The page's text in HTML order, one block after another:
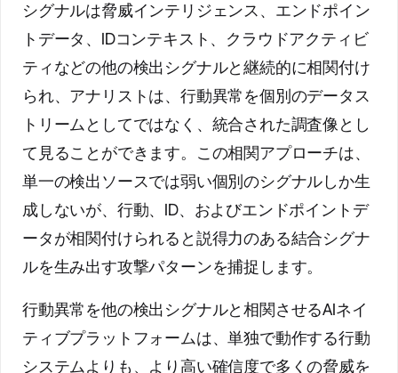
シグナルは脅威インテリジェンス、エンドポイン
トデータ、IDコンテキスト、クラウドアクティビ
ティなどの他の検出シグナルと継続的に相関付け
られ、アナリストは、行動異常を個別のデータス
トリームとしてではなく、統合された調査像とし
て見ることができます。この相関アプローチは、
単一の検出ソースでは弱い個別のシグナルしか生
成しないが、行動、ID、およびエンドポイントデ
ータが相関付けられると説得力のある結合シグナ
ルを生み出す攻撃パターンを捕捉します。
行動異常を他の検出シグナルと相関させるAIネイ
ティブプラットフォームは、単独で動作する行動
システムよりも、より高い確信度で多くの脅威を